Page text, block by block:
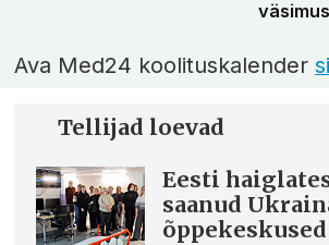
Ava Med24 koolituskalender
Tellijad loevad
Eesti
saanud
õppekeskused